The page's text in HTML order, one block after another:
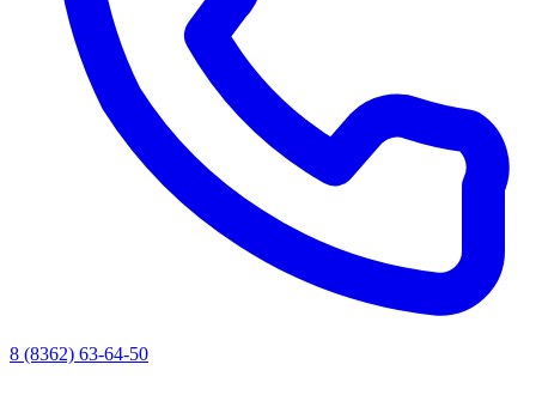
8 (8362) 63-64-50